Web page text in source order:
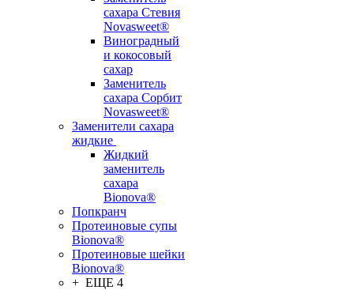
сахара Стевия
Novasweet®
Виноградный
и кокосовый
сахар
Заменитель
сахара Сорбит
Novasweet®
Заменители сахара
жидкие
Жидкий
заменитель
сахара
Bionova®
Попкранч
Протеиновые супы
Bionova®
Протеиновые шейки
Bionova®
+ ЕЩЕ 4